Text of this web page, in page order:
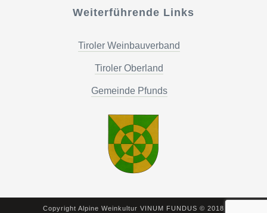
Weiterführende Links
Tiroler Weinbauverband
Tiroler Oberland
Gemeinde Pfunds
Copyright Alpine Weinkultur VINUM FUNDUS © 2018